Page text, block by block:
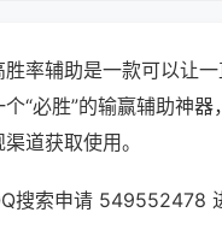
率辅助是一款可以让
“必胜”的输赢辅助神器
道获取使用。
搜索申请 549552478